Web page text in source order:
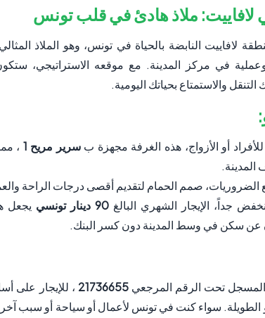
لافاييت: ملاذ هادئ في قلب تونس
لافاييت النابضة بالحياة في تونس، وهو الملاذ
في مركز المدينة. مع موقعه الاستراتيجي،
والاستمتاع بحياتك اليومية.
للأفراد أو الأزواج، هذه الغرفة مجهزة بسرير مريح 1
،
الضروريات، صمم الحمام لتقديم أقصى درجات الراحة
جداً، الإيجار الشهري البالغ90 دينار تونسي
يجعل
عن سكن في وسط المدينة دون كسر البنك.
المسجل تحت الرقم المرجعي21736655 ، للإيجار على
الطويلة. سواء كنت في تونس لأعمال أو سياحة أو سبب